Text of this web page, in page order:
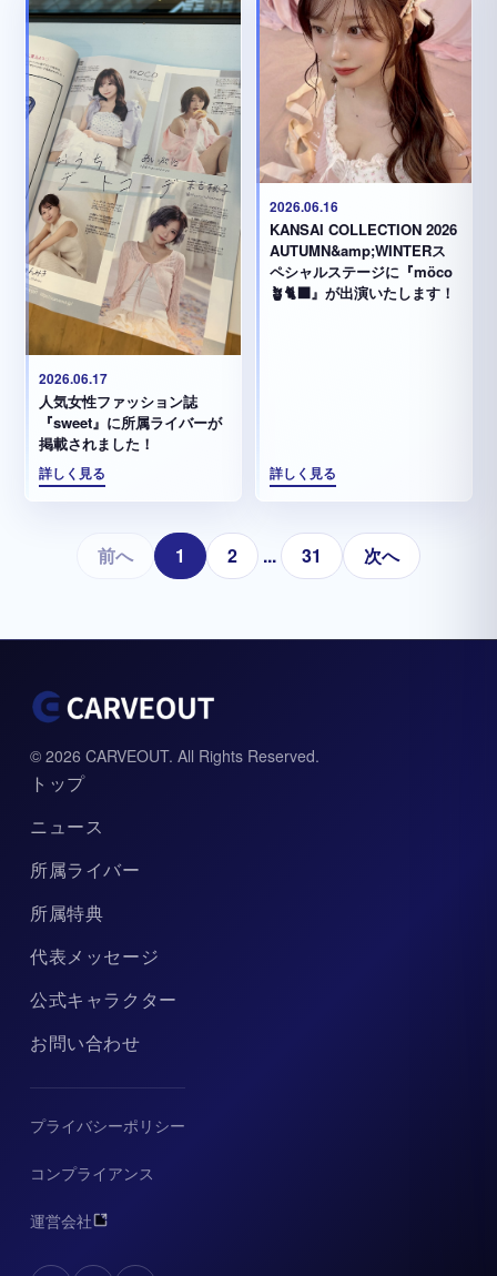
2026.06.17
人気女性ファッション誌
『sweet』に所属ライバーが
掲載されました！
詳しく見る
2026.06.16
KANSAI COLLECTION 2026
AUTUMN&amp;WINTERス
ペシャルステージに『möco
🪴🐈‍⬛』が出演いたします！
詳しく見る
前へ 1 2 ... 31 次へ
© 2026 CARVEOUT. All Rights Reserved.
トップ
ニュース
所属ライバー
所属特典
代表メッセージ
公式キャラクター
お問い合わせ
プライバシーポリシー
コンプライアンス
運営会社